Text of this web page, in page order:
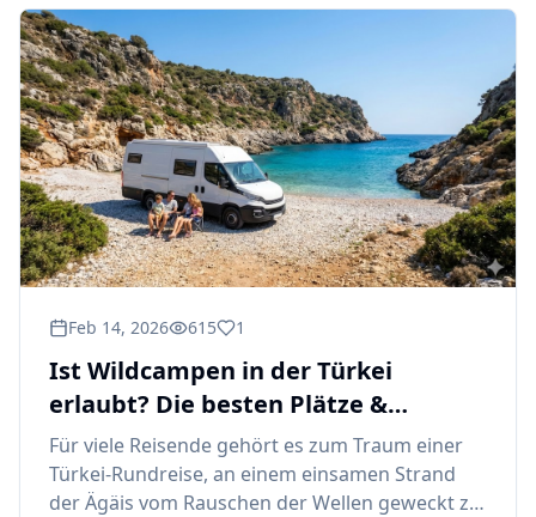
Feb 14, 2026 615 1
Ist Wildcampen in der Türkei
erlaubt? Die besten Plätze &
Bestimmungen.
Für viele Reisende gehört es zum Traum einer
Türkei-Rundreise, an einem einsamen Strand
der Ägäis vom Rauschen der Wellen geweckt zu